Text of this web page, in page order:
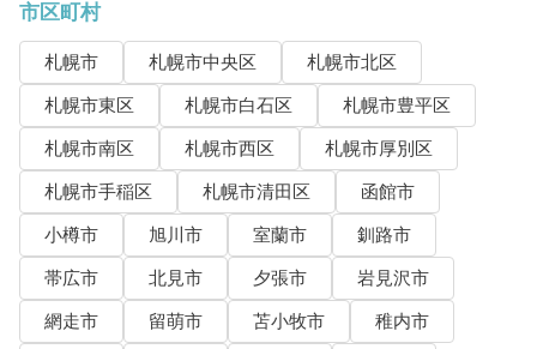
市区町村
札幌市 札幌市中央区
札幌市北区
札幌市東区
札幌市白石区
札幌市豊平区
札幌市南区
札幌市西区
札幌市厚別区
札幌市手稲区
札幌市清田区
函館市
小樽市
旭川市 室蘭市
釧路市
帯広市
北見市 夕張市
岩見沢市
網走市
留萌市 苫小牧市
稚内市